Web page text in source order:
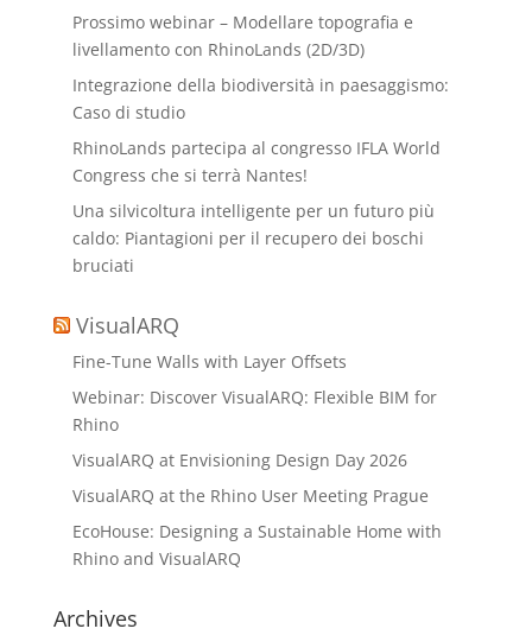
Prossimo webinar – Modellare topografia e
livellamento con RhinoLands (2D/3D)
Integrazione della biodiversità in paesaggismo:
Caso di studio
RhinoLands partecipa al congresso IFLA World
Congress che si terrà Nantes!
Una silvicoltura intelligente per un futuro più
caldo: Piantagioni per il recupero dei boschi
bruciati
VisualARQ
Fine-Tune Walls with Layer Offsets
Webinar: Discover VisualARQ: Flexible BIM for
Rhino
VisualARQ at Envisioning Design Day 2026
VisualARQ at the Rhino User Meeting Prague
EcoHouse: Designing a Sustainable Home with
Rhino and VisualARQ
Archives